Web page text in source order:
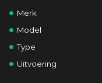
Merk
Model
Type
Uitvoering